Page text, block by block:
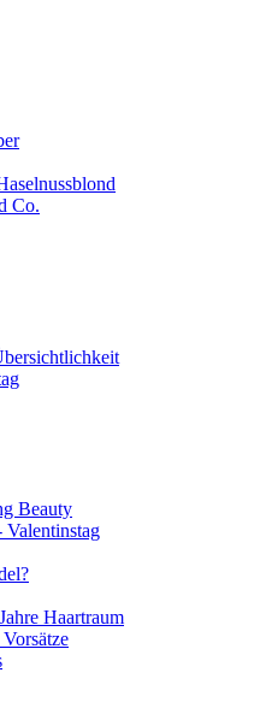
Co.
Beauty
Valentinstag
Haartraum